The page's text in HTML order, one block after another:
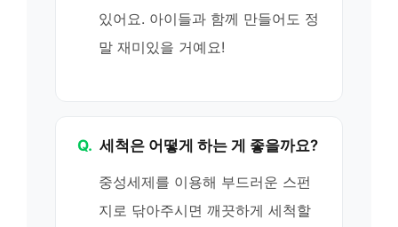
있어요. 아이들과 함께 만들어도 정
말 재미있을 거예요!
Q. 세척은 어떻게 하는 게 좋을까요?
중성세제를 이용해 부드러운 스펀
지로 닦아주시면 깨끗하게 세척할